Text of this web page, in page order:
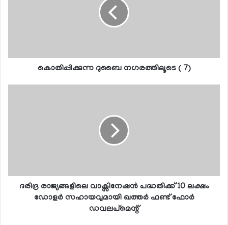
കൊതിപ്പിക്കുന്ന ദുബൈ നഗരത്തിലൂടെ ( 7)
ദരിദ്ര രാജ്യങ്ങളിലെ വാക്സിനേഷന്‍ പദ്ധതിക്ക് 10 ലക്ഷം
ഡോളര്‍ സഹായവുമായി ഖത്തര്‍ ഫണ്ട് ഫോര്‍
ഡവലപ്‌മെന്റ്